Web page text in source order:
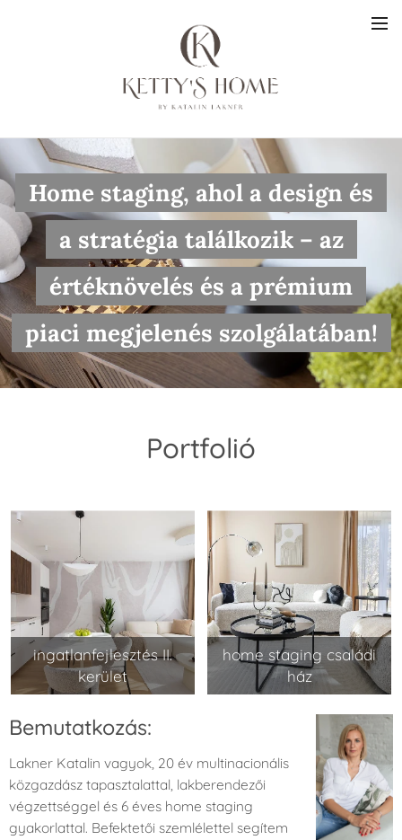
Home staging, ahol a design és
a stratégia találkozik – az
értéknövelés és a prémium
piaci megjelenés szolgálatában!
Portfolió
ingatlanfejlesztés II.
kerület
home staging családi
ház
Bemutatkozás:
Lakner Katalin vagyok, 20 év multinacionális
közgazdász tapasztalattal, lakberendezői
végzettséggel és 6 éves home staging
gyakorlattal. Befektetői szemlélettel segítem